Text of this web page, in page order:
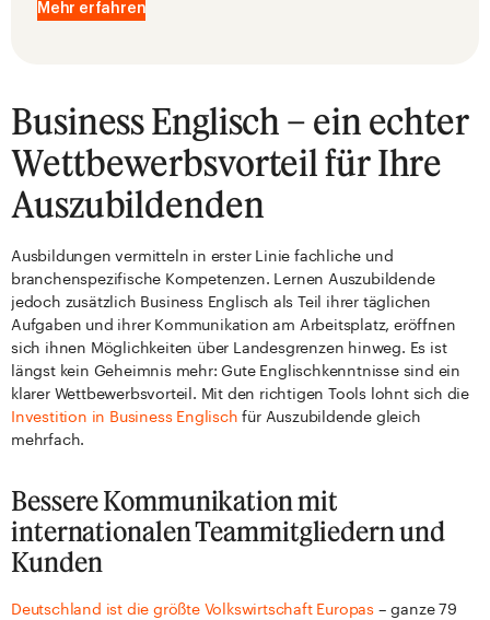
Mehr erfahren
Business Englisch – ein echter
Wettbewerbsvorteil für Ihre
Auszubildenden
Ausbildungen vermitteln in erster Linie fachliche und
branchenspezifische Kompetenzen. Lernen Auszubildende
jedoch zusätzlich Business Englisch als Teil ihrer täglichen
Aufgaben und ihrer Kommunikation am Arbeitsplatz, eröffnen
sich ihnen Möglichkeiten über Landesgrenzen hinweg. Es ist
längst kein Geheimnis mehr: Gute Englischkenntnisse sind ein
klarer Wettbewerbsvorteil. Mit den richtigen Tools lohnt sich die
Investition in Business Englisch für Auszubildende gleich
mehrfach.
Bessere Kommunikation mit
internationalen Teammitgliedern und
Kunden
Deutschland ist die größte Volkswirtschaft Europas – ganze 79